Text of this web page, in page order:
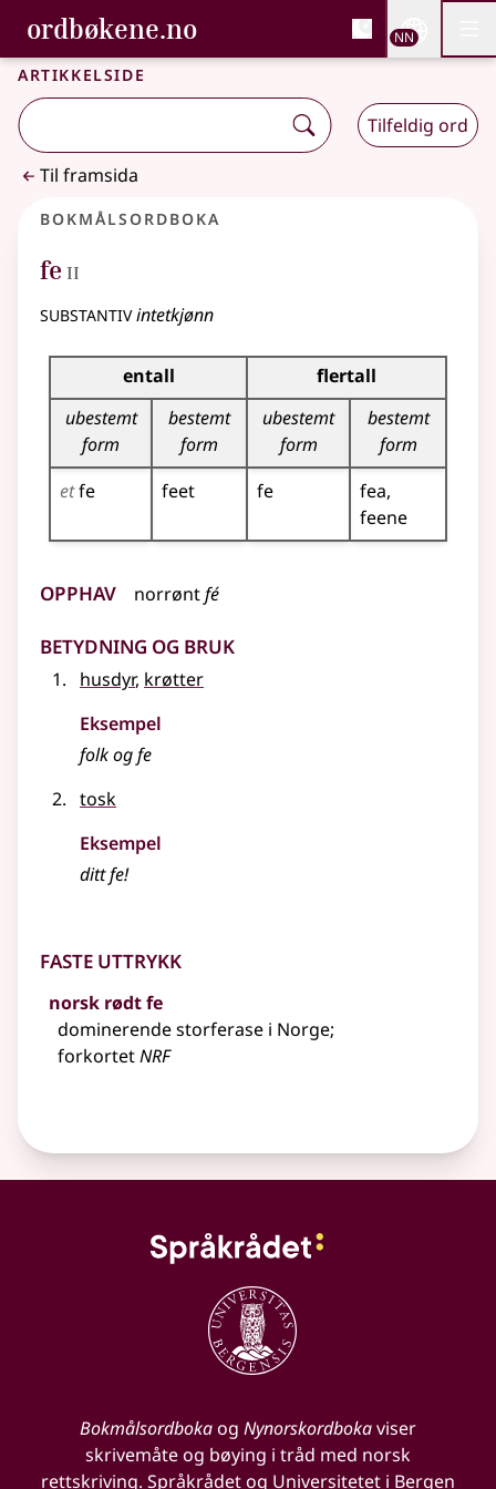
Gå til hovudinnhald
Tilgjenge
ordbøkene.no, Bokmålsordboka og
Bokmålsordboka og Nynorskordboka
NN
Artikkelside
Tilfeldig ord
Til framsida
Bokmålsordboka
fe 2
II
substantivintetkjønn
Bøyingstabell for dette substantivet
entall
flertall
ubestemt
form
bestemt
form
ubestemt
form
bestemt
form
etfe feet fe
fea
feene
Opphav norrøntfé
Betydning og bruk
husdyr, krøtter
Eksempel
folk og fe
tosk
Eksempel
ditt fe!
Faste uttrykk
norsk rødt fe
dominerende storferase i Norge;
forkortetNRF
Bokmålsordbokaog Nynorskordbokaviser
skrivemåte og bøying i tråd med norsk
rettskriving. Språkrådet og Universitetet i Bergen